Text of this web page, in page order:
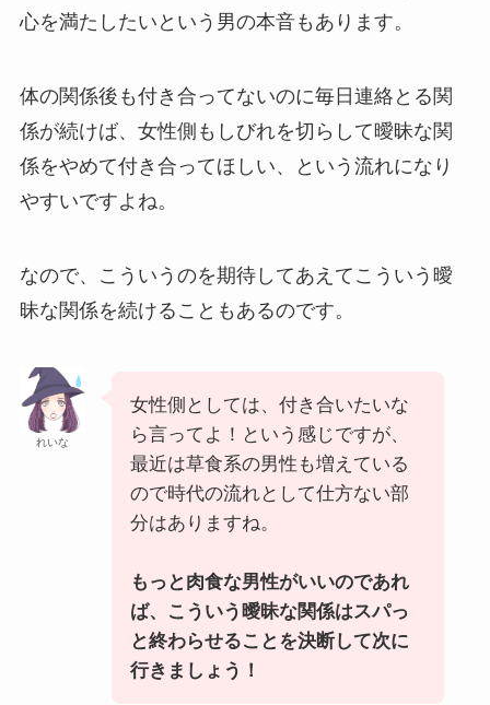
心を満たしたいという男の本音もあります。
体の関係後も付き合ってないのに毎日連絡とる関
係が続けば、女性側もしびれを切らして曖昧な関
係をやめて付き合ってほしい、という流れになり
やすいですよね。
なので、こういうのを期待してあえてこういう曖
昧な関係を続けることもあるのです。
れいな
女性側としては、付き合いたいな
ら言ってよ！という感じですが、
最近は草食系の男性も増えている
ので時代の流れとして仕方ない部
分はありますね。
もっと肉食な男性がいいのであれ
ば、こういう曖昧な関係はスパっ
と終わらせることを決断して次に
行きましょう！